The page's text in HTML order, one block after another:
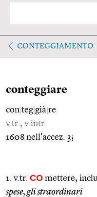
CONTEGGIAMENTO
conteggiare
con teg già re
v.tr., v.intr.
1608 nell'accez. 3;
1. v.tr. CO mettere,
spese, gli straordinari